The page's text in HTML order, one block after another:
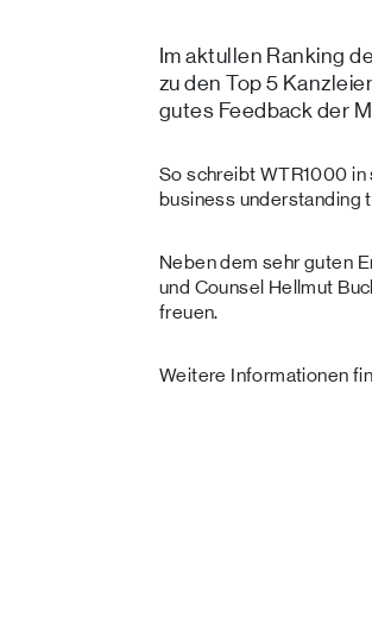
Im aktullen Ranking
zu den Top 5
gutes Feedback der
So schreibt WTR1000
business understanding
Neben dem sehr guten
und Counsel Hellmut
freuen.
Weitere Informationen